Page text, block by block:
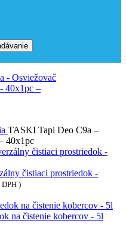
TASKI Tapi Deo C9a –
40x1pc
čistiaci prostriedok -
DPH )
na čistenie kobercov - 5l